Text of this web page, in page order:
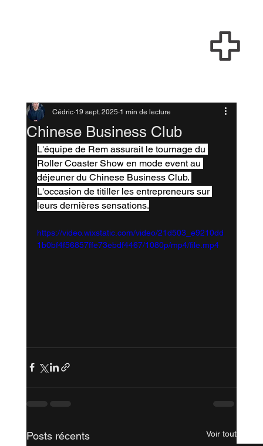
Chinese Business Club
Cédric 19 sept. 2025 1 min de lecture
L'équipe de Rem assurait le tournage du
Roller Coaster Show en mode event au
déjeuner du Chinese Business Club.
L'occasion de titiller les entrepreneurs sur
leurs dernières sensations.
https://video.wixstatic.com/video/21d503_e9210dd
1b0bf4f56857ffe73ebdf4467/1080p/mp4/file.mp4
Posts récents Voir tout